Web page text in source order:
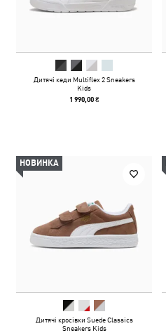
Дитячі кеди Multiflex 2 Sneakers
Kids
1 990,00 ₴
НОВИНКА
Дитячі кросівки Suede Classics
Sneakers Kids